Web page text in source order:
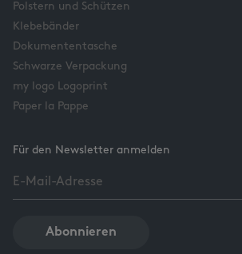
Polstern und Schützen
Klebebänder
Dokumententasche
Schwarze Verpackung
my logo Logoprint
Paper la Pappe
Für den Newsletter anmelden
Abonnieren